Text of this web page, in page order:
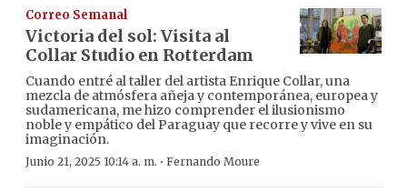
Correo Semanal
Victoria del sol: Visita al
Collar Studio en Rotterdam
Cuando entré al taller del artista Enrique Collar, una
mezcla de atmósfera añeja y contemporánea, europea y
sudamericana, me hizo comprender el ilusionismo
noble y empático del Paraguay que recorre y vive en su
imaginación.
Junio 21, 2025 10:14 a. m. · Fernando Moure